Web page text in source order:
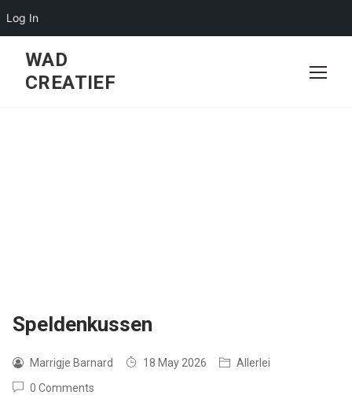
Log In
content
WAD
CREATIEF
Speldenkussen
Marrigje Barnard 18 May 2026
Allerlei
0 Comments